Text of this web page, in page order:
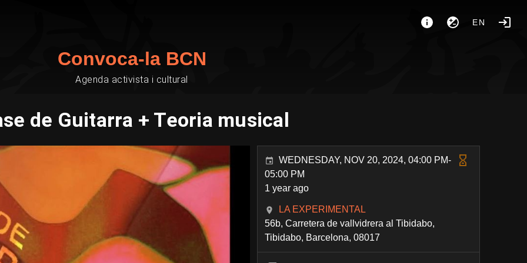
EN
Convoca-la BCN
Agenda activista i cultural
de Guitarra + Teoria musical
WEDNESDAY, NOV 20, 2024, 04:00 PM-
05:00 PM
1 year ago
LA EXPERIMENTAL
56b, Carretera de vallvidrera al Tibidabo,
Tibidabo, Barcelona, 08017